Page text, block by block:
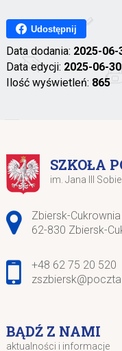
Udostępnij
Data dodania: 2025-06-
Data edycji: 2025-06-
Ilość wyświetleń: 865
SZKOŁA
im. Jana III
Adres pocztowy:
Zbiersk-
62-830 Zbiersk-
+48 62 75 20 520
BĄDŹ Z NAMI
aktualności i informacje